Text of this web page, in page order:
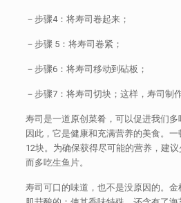
－步骤4：将寿司卷起来；
－步骤 5：将寿司卷紧；
－步骤6：将寿司移动到砧板；
－步骤7：将寿司切块；这样，寿司制
寿司是一道原创菜肴，可以促进我们多
因此，它是健康和充满营养的美食。
12块。为确保获得尽可能的营养，建
而多吃生鱼片。
寿司可口的味道，也不是没原因的。